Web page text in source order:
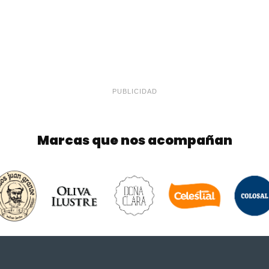
PUBLICIDAD
Marcas que nos acompañan